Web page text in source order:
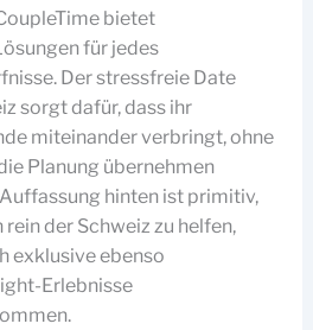
bietet
für jedes
Der stressfreie Date
sorgt dafür, dass ihr
miteinander verbringt, ohne
Planung übernehmen
hinten ist primitiv,
der Schweiz zu helfen,
exklusive ebenso
Erlebnisse